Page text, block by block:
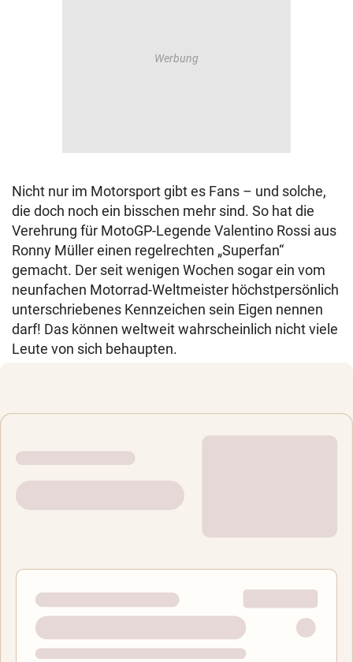
Nicht nur im Motorsport gibt es Fans – und solche,
die doch noch ein bisschen mehr sind. So hat die
Verehrung für MotoGP-Legende Valentino Rossi aus
Ronny Müller einen regelrechten „Superfan“
gemacht. Der seit wenigen Wochen sogar ein vom
neunfachen Motorrad-Weltmeister höchstpersönlich
unterschriebenes Kennzeichen sein Eigen nennen
darf! Das können weltweit wahrscheinlich nicht viele
Leute von sich behaupten.